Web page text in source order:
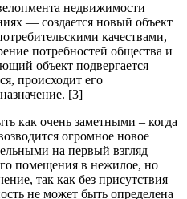
недвижимости
— создается новый объект
качествами,
потребностей общества и
объект подвергается
происходит его
[3]
как очень заметными – когда
огромное новое
на первый взгляд –
помещения в нежилое, но
так как без присутствия
не может быть определена